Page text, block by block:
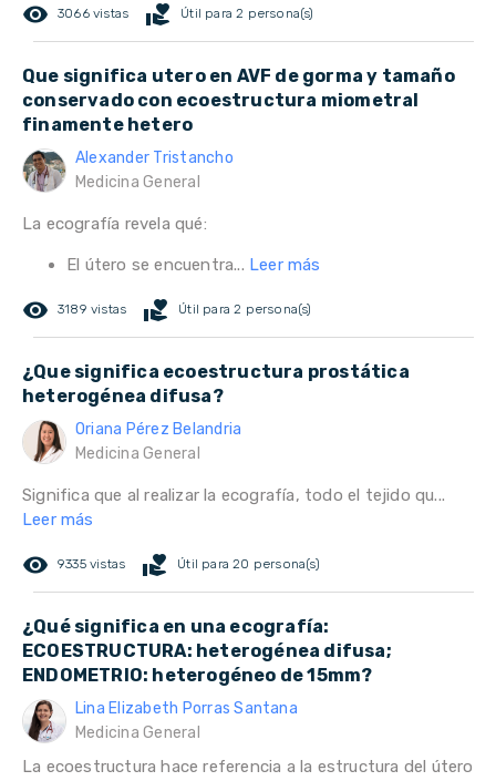
remove_red_eye 3066 vistas volunteer_activism Útil para 2 persona(s)
Que significa utero en AVF de gorma y tamaño
conservado con ecoestructura miometral
finamente hetero
Alexander Tristancho
Medicina General
La ecografía revela qué:
El útero se encuentra... Leer más
remove_red_eye 3189 vistas volunteer_activism Útil para 2 persona(s)
¿Que significa ecoestructura prostática
heterogénea difusa?
Oriana Pérez Belandria
Medicina General
Significa que al realizar la ecografía, todo el tejido qu...
Leer más
remove_red_eye 9335 vistas volunteer_activism Útil para 20 persona(s)
¿Qué significa en una ecografía:
ECOESTRUCTURA: heterogénea difusa;
ENDOMETRIO: heterogéneo de 15mm?
Lina Elizabeth Porras Santana
Medicina General
La ecoestructura hace referencia a la estructura del útero